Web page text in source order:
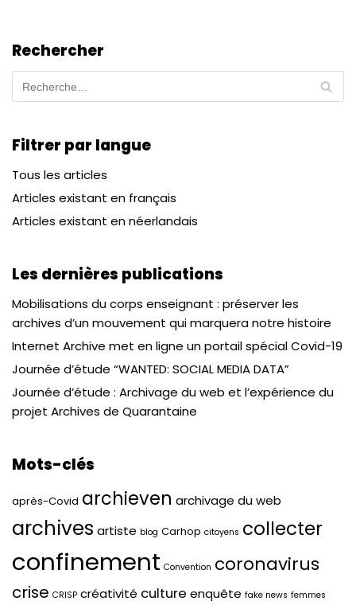
Rechercher
Filtrer par langue
Tous les articles
Articles existant en français
Articles existant en néerlandais
Les dernières publications
Mobilisations du corps enseignant : préserver les
archives d’un mouvement qui marquera notre histoire
Internet Archive met en ligne un portail spécial Covid-19
Journée d’étude “WANTED: SOCIAL MEDIA DATA”
Journée d’étude : Archivage du web et l’expérience du
projet Archives de Quarantaine
Mots-clés
après-Covid archieven archivage du web
archives artiste blog Carhop citoyens collecter
confinement Convention coronavirus
crise CRISP créativité culture enquête fake news femmes